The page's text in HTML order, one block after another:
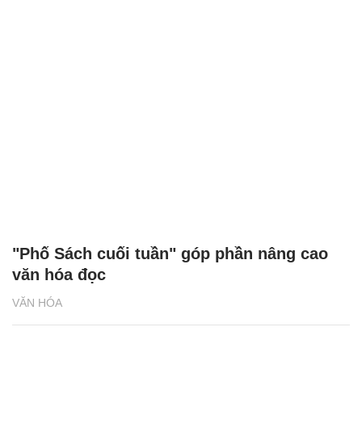
VĂN HÓA
"Phố Sách cuối tuần" góp phần nâng cao
văn hóa đọc